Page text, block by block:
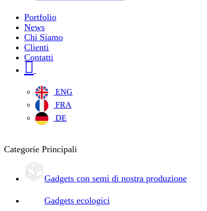
Portfolio
News
Chi Siamo
Clienti
Contatti
ENG
FRA
DE
Categorie Principali
Gadgets con semi di nostra produzione
Gadgets ecologici